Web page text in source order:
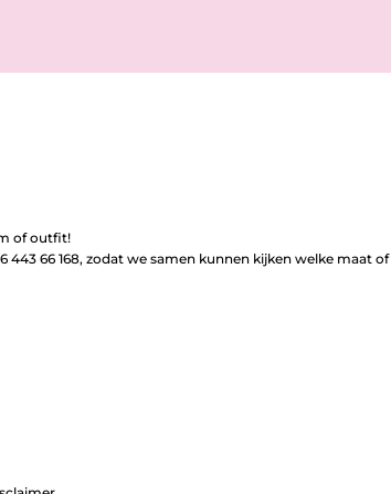
of outfit!
66 168, zodat we samen kunnen kijken welke maat of